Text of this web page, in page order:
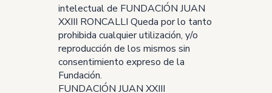
intelectual de FUNDACIÓN JUAN
XXIII RONCALLI Queda por lo tanto
prohibida cualquier utilización, y/o
reproducción de los mismos sin
consentimiento expreso de la
Fundación.
FUNDACIÓN JUAN XXIII